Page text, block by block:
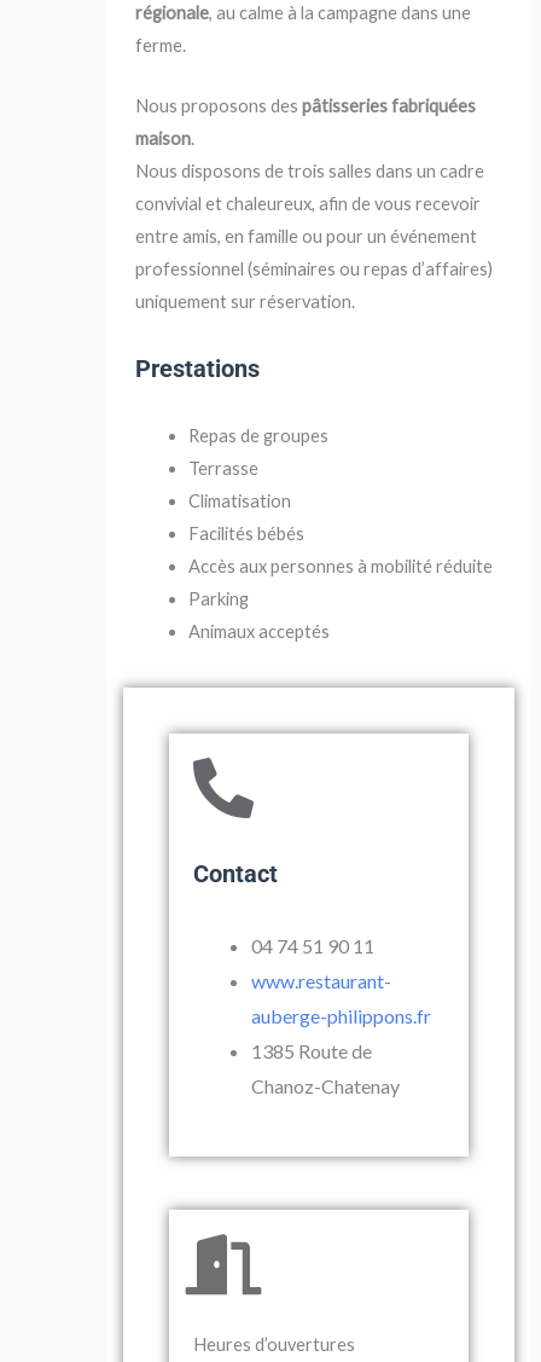
régionale, au calme à la campagne dans une
ferme.
Nous proposons despâtisseries fabriquées
maison.
Nous disposons de trois salles dans un cadre
convivial et chaleureux, afin de vous recevoir
entre amis, en famille ou pour un événement
professionnel (séminaires ou repas d’affaires)
uniquement sur réservation.
Prestations
Repas de groupes
Terrasse
Climatisation
Facilités bébés
Accès aux personnes à mobilité réduite
Parking
Animaux acceptés
Contact
04 74 51 90 11
www.restaurant-
auberge-philippons.fr
1385 Route de
Chanoz-Chatenay
Heures d’ouvertures